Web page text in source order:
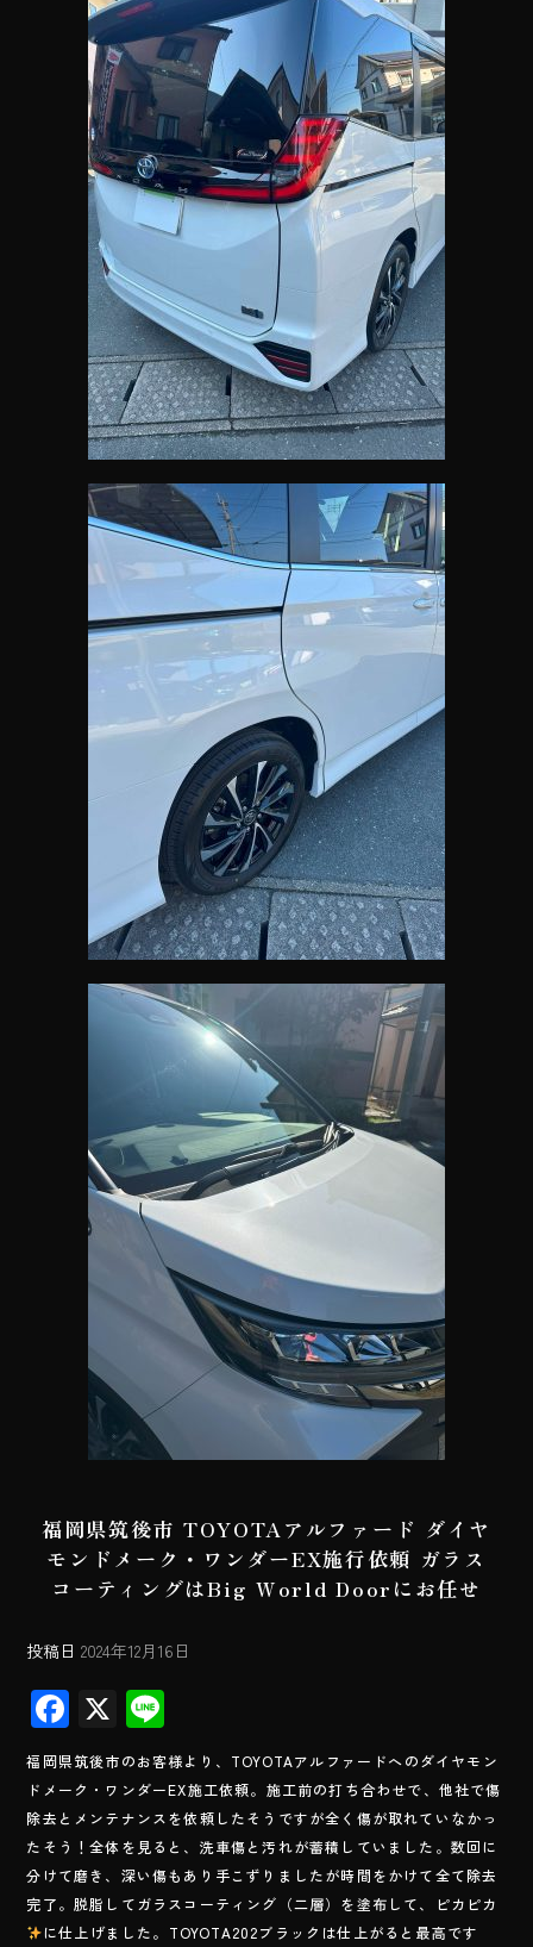
福岡県筑後市 TOYOTAアルファード ダイヤ
モンドメーク・ワンダーEX施行依頼 ガラス
コーティングはBig World Doorにお任せ
投稿日 2024年12月16日
F
ac
e
b
o
ok
X
ne
福岡県筑後市のお客様より、TOYOTAアルファードへのダイヤモン
ドメーク・ワンダーEX施工依頼。施工前の打ち合わせで、他社で傷
除去とメンテナンスを依頼したそうですが全く傷が取れていなかっ
たそう！全体を見ると、洗車傷と汚れが蓄積していました。数回に
分けて磨き、深い傷もあり手こずりましたが時間をかけて全て除去
完了。脱脂してガラスコーティング（二層）を塗布して、ピカピカ
に仕上げました。TOYOTA202ブラックは仕上がると最高です